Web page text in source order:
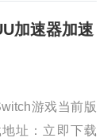
加速器加速
游戏当前版
址：立即下载